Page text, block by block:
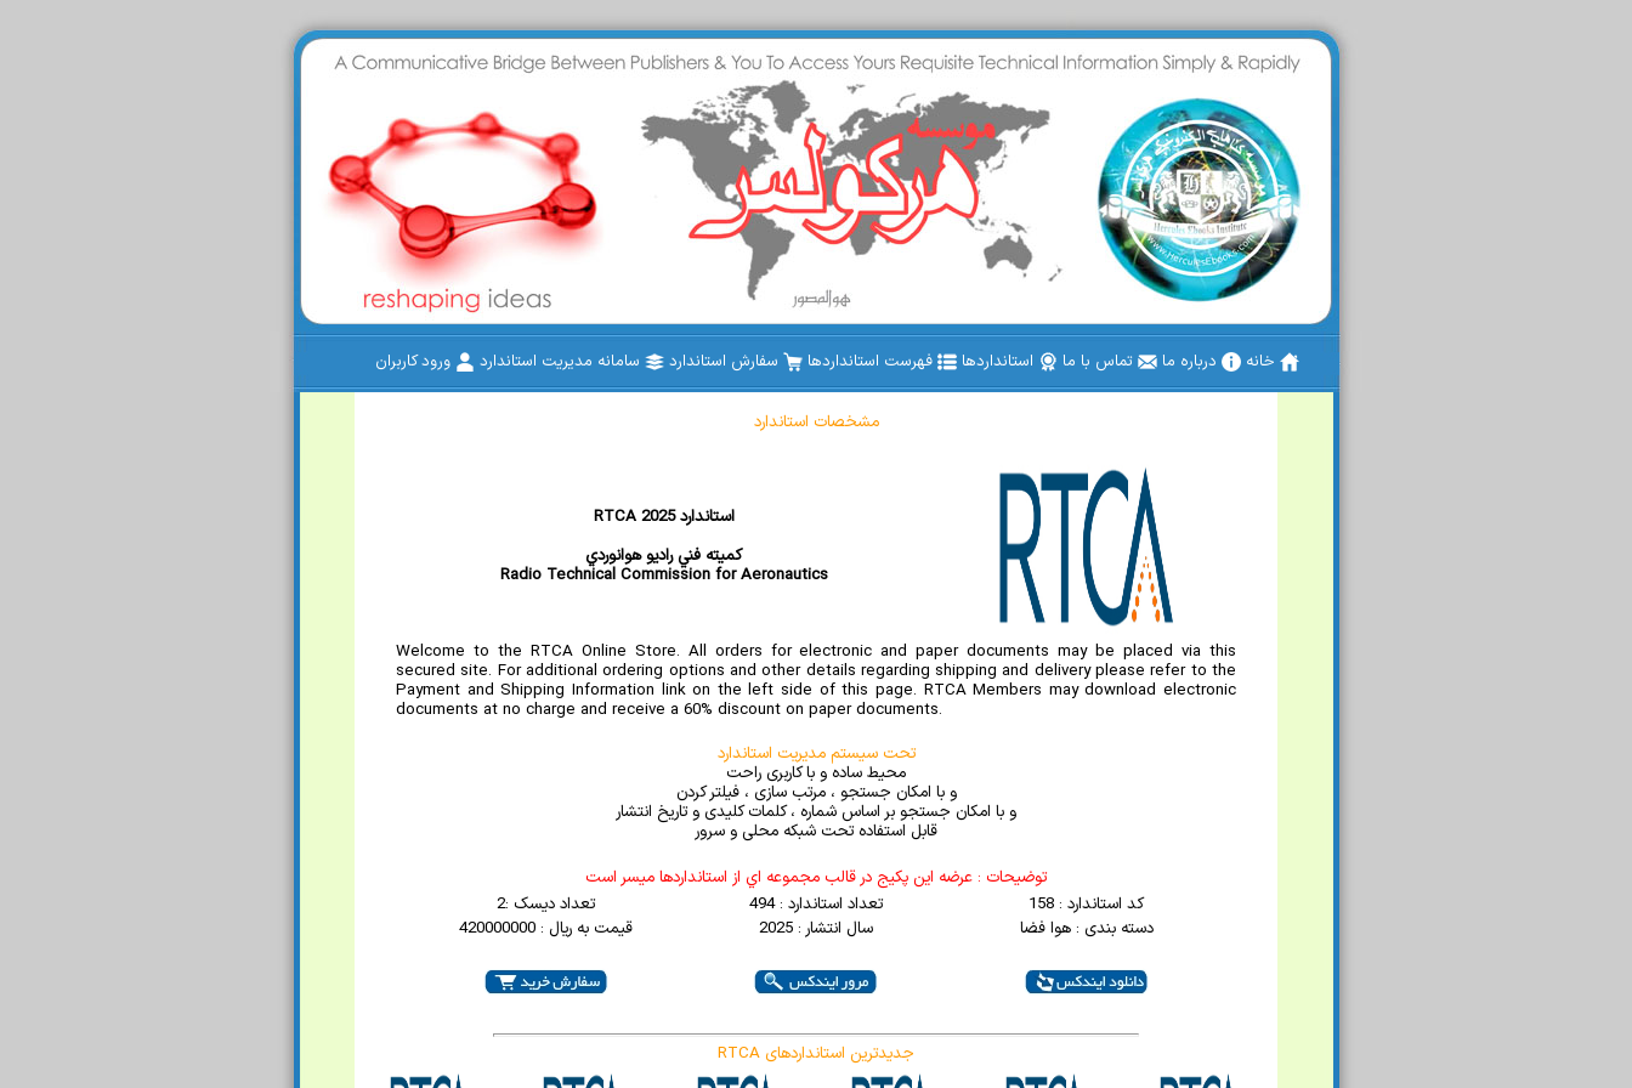
خانه درباره ما تماس با ما استانداردها فهرست استانداردها سفارش استاندارد سامانه مدیریت استاندارد ورود کاربران
مشخصات استاندارد
RTCA 2025 استاندارد
کميته فني راديو هوانوردي
Radio Technical Commission for Aeronautics
Welcome to the RTCA Online Store. All orders for electronic and paper documents may be placed via this
secured site. For additional ordering options and other details regarding shipping and delivery please refer to the
Payment and Shipping Information link on the left side of this page. RTCA Members may download electronic
documents at no charge and receive a 60% discount on paper documents.
تحت سیستم مدیریت استاندارد
محیط ساده و با کاربری راحت
و با امکان جستجو ، مرتب سازی ، فیلتر کردن
و با امکان جستجو بر اساس شماره ، کلمات کلیدی و تاریخ انتشار
قابل استفاده تحت شبکه محلی و سرور
توضيحات : عرضه اين پکيج در قالب مجموعه اي از استانداردها ميسر است
تعداد دیسک :2
تعداد استاندارد : 494
کد استاندارد : 158
قیمت به ریال : 420000000
سال انتشار : 2025 دسته بندی : هوا فضا
RTCA جدیدترین استانداردهای